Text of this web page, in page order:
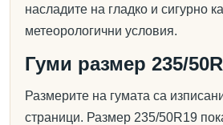
насладите на гладко и сигурно
метеорологични условия.
Гуми размер 235/
Размерите на гумата са
страници. Размер 235/50R19